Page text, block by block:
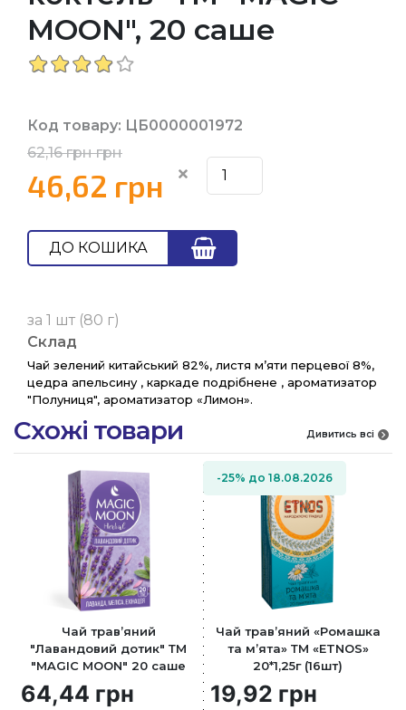
MOON", 20 саше
Код товару: ЦБ0000001972
62,16 грн грн
46,62 грн
ДО КОШИКА
за 1 шт (80 г)
Склад
Чай зелений китайський 82%, листя м’яти перцевої 8%,
цедра апельсину , каркаде подрібнене , ароматизатор
"Полуниця", ароматизатор «Лимон».
Схожі товари Дивитись всі
Чай трав’яний
"Лавандовий дотик" ТМ
"MAGIC MOON" 20 саше
64,44 грн
-25% до 18.08.2026
Чай трав’яний «Ромашка
та м’ята» ТМ «ETNOS»
20*1,25г (16шт)
19,92 грн